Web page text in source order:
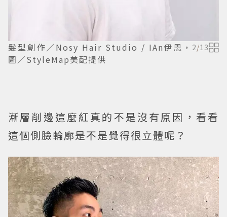
髮型創作／Nosy Hair Studio / IAn伊恩，
圖／StyleMap美配提供
2/13
漸層削邊這麼紅真的不是沒有原因，看看
這個側臉輪廓是不是覺得很立體呢？